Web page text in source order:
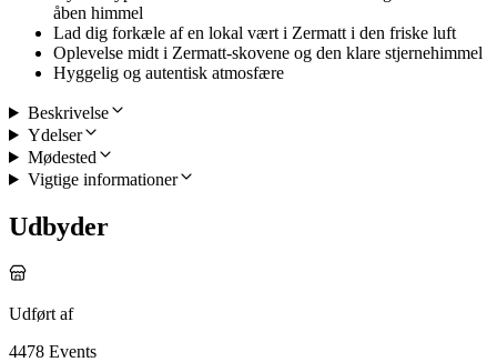
åben himmel
Lad dig forkæle af en lokal vært i Zermatt i den friske luft
Oplevelse midt i Zermatt-skovene og den klare stjernehimmel
Hyggelig og autentisk atmosfære
Beskrivelse
Ydelser
Mødested
Vigtige informationer
Udbyder
Udført af
4478 Events